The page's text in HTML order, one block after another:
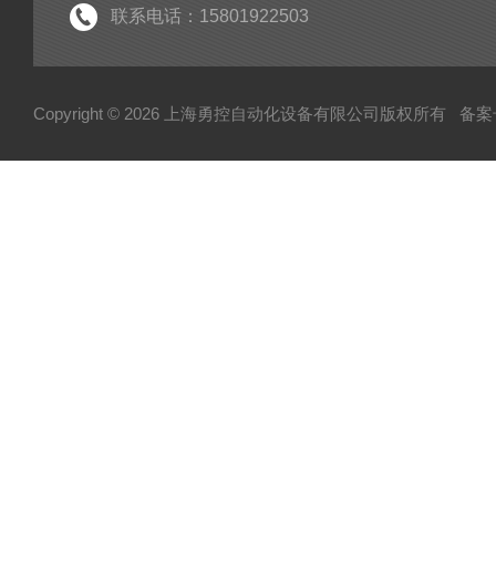
联系电话：15801922503
Copyright © 2026 上海勇控自动化设备有限公司版权所有 备案